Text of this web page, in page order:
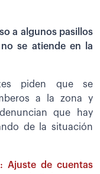
a algunos pasillos
se atiende en la
piden que se
a la zona y
que hay
de la situación
Ajuste de cuentas